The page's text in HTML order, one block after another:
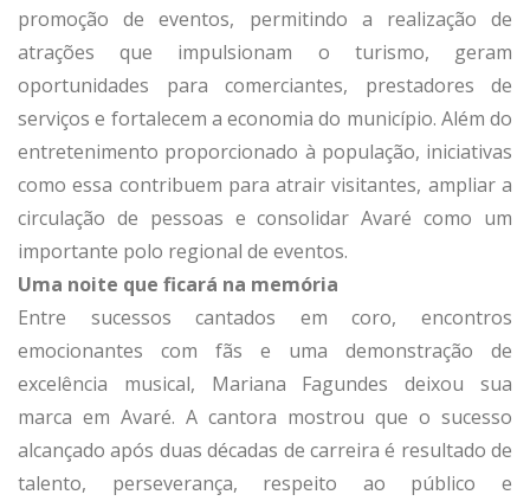
promoção de eventos, permitindo a realização de
atrações que impulsionam o turismo, geram
oportunidades para comerciantes, prestadores de
serviços e fortalecem a economia do município. Além do
entretenimento proporcionado à população, iniciativas
como essa contribuem para atrair visitantes, ampliar a
circulação de pessoas e consolidar Avaré como um
importante polo regional de eventos.
Uma noite que ficará na memória
Entre sucessos cantados em coro, encontros
emocionantes com fãs e uma demonstração de
excelência musical, Mariana Fagundes deixou sua
marca em Avaré. A cantora mostrou que o sucesso
alcançado após duas décadas de carreira é resultado de
talento, perseverança, respeito ao público e